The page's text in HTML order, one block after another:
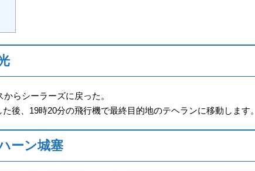
らシーラーズに戻った。
後、19時20分の飛行機で最終目的地のテヘランに移動します。
ーン城塞